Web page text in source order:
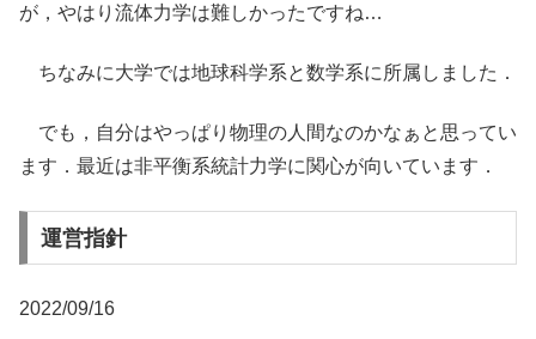
が，やはり流体力学は難しかったですね…
ちなみに大学では地球科学系と数学系に所属しました．
でも，自分はやっぱり物理の人間なのかなぁと思ってい
ます．最近は非平衡系統計力学に関心が向いています．
運営指針
2022/09/16